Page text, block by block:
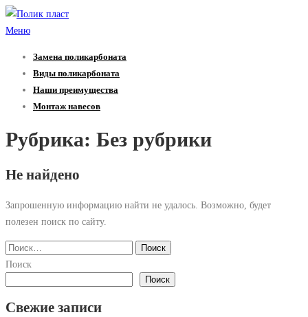
Перейти
к
Меню
Замена поликарбоната
Виды поликарбоната
Наши преимущества
Монтаж навесов
Рубрика: Без рубрики
Не найдено
Запрошенную информацию найти не удалось. Возможно, будет
полезен поиск по сайту.
Найти:
Поиск
Поиск
Свежие записи